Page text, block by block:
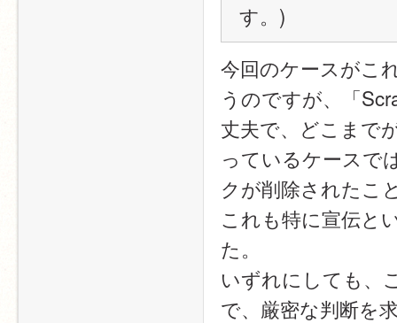
す。)
今回のケースがこ
うのですが、「
丈夫で、どこまで
っているケースで
クが削除されたこ
これも特に宣伝と
た。
いずれにしても、
で、厳密な判断を